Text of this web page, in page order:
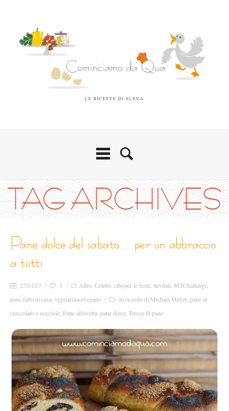
LE RICETTE DI ELENA
TAG ARCHIVES
pane dolce del sabato…per un abbraccio
a tutti
27/11/17 3 Altro Celebs cibi per le feste lievitati MTChallenge
pane fatto in casa vegetariano/vegano in ricordo di Michaël Meyer pane al
cioccolato e nocciole Pane all'uvetta pane dolce Trecce di pane